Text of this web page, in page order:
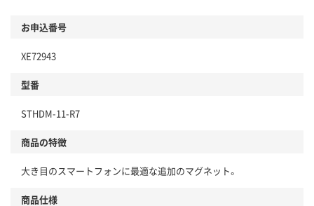
お申込番号
XE72943
型番
STHDM-11-R7
商品の特徴
大き目のスマートフォンに最適な追加のマグネット。
商品仕様